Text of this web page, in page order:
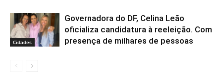
Cidades
Governadora do DF, Celina Leão
oficializa candidatura à reeleição. Com
presença de milhares de pessoas